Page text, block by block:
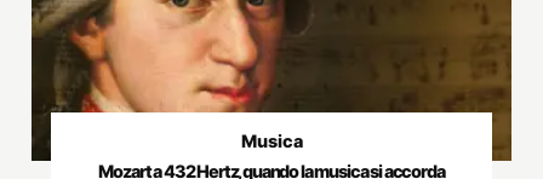
Musica
Mozart a 432 Hertz, quando la musica si accorda